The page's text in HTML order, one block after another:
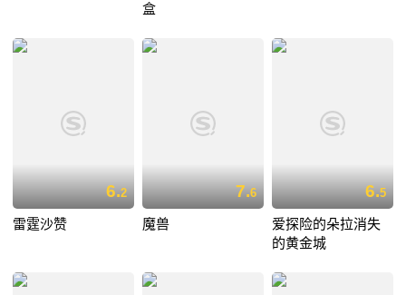
盒
6.2
雷霆沙赞
7.6
魔兽
6.5
爱探险的朵拉消失
的黄金城